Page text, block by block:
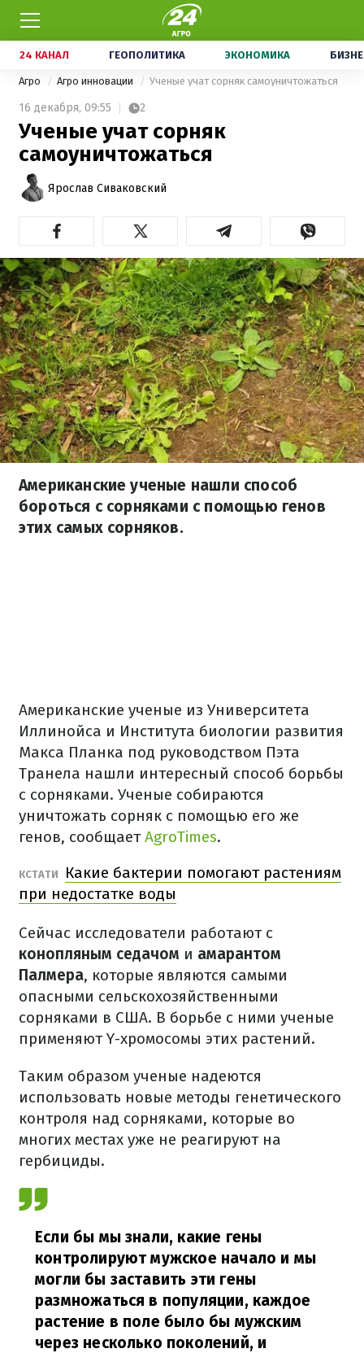
24 КАНАЛ ГЕОПОЛИТИКА ЭКОНОМИКА
Агро Агро инновации Ученые учат сорняк самоуничтожаться
16 декабря, 09:55 2
Ученые учат сорняк
самоуничтожаться
Ярослав Сиваковский
Американские ученые нашли способ
бороться с сорняками с помощью генов
этих самых сорняков.
Американские ученые из Университета
Иллинойса и Института биологии развития
Макса Планка под руководством Пэта
Транела нашли интересный способ борьбы
с сорняками. Ученые собираются
уничтожать сорняк с помощью его же
генов, сообщаетAgroTimes.
КСТАТИ
Какие бактерии помогают растениям
при недостатке воды
Сейчас исследователи работают с
конопляным седачом и амарантом
Палмера, которые являются самыми
опасными сельскохозяйственными
сорняками в США. В борьбе с ними ученые
применяют Y-хромосомы этих растений.
Таким образом ученые надеются
использовать новые методы генетического
контроля над сорняками, которые во
многих местах уже не реагируют на
гербициды.
Если бы мы знали, какие гены
контролируют мужское начало и мы
могли бы заставить эти гены
размножаться в популяции, каждое
растение в поле было бы мужским
через несколько поколений, и